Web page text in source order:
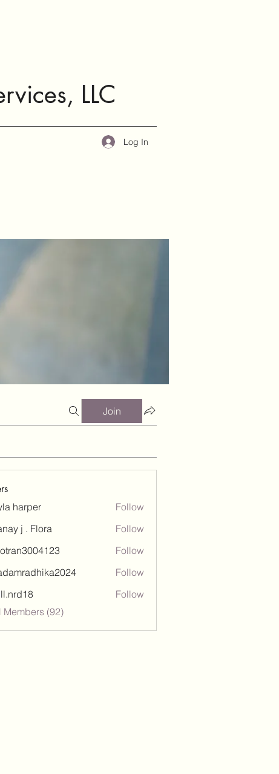
LLC
Log In
Join
harper
Follow
j . Flora
Follow
Follow
Follow
Follow
Members (92)